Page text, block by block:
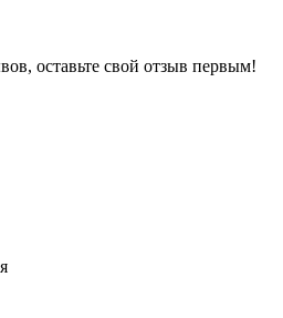
оставьте свой отзыв первым!